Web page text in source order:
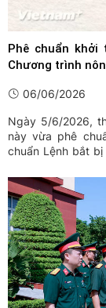
Phê chuẩn
Chương trình
06/06/2026
Ngày 5/6/2026,
này vừa phê
chuẩn Lệnh bắt
pháp cấm đi khỏi